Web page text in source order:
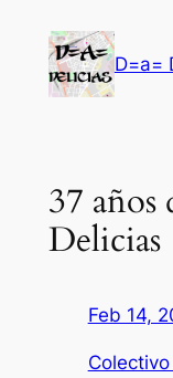
contenido
D=a=
37 años
Delicias
Feb 14,